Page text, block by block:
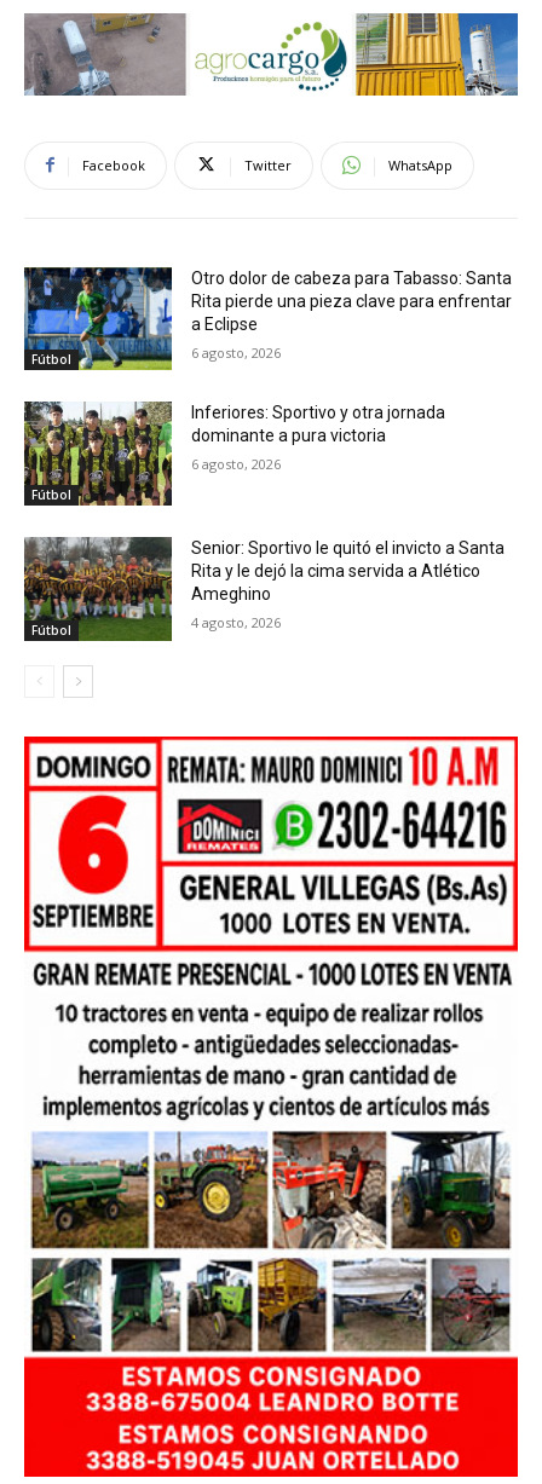
Facebook Twitter WhatsApp
Fútbol
Otro dolor de cabeza para Tabasso: Santa
Rita pierde una pieza clave para enfrentar
a Eclipse
6 agosto, 2026
Fútbol
Inferiores: Sportivo y otra jornada
dominante a pura victoria
6 agosto, 2026
Fútbol
Senior: Sportivo le quitó el invicto a Santa
Rita y le dejó la cima servida a Atlético
Ameghino
4 agosto, 2026